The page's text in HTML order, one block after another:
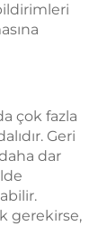
çok fazla
Geri
dar
gerekirse,